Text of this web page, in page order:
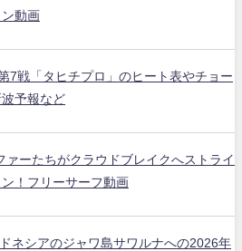
ン動画
7戦「タヒチプロ」のヒート表やチョー
予報など
ァーたちがクラウドブレイクへストライ
！フリーサーフ動画
ネシアのジャワ島サワルナへの2026年